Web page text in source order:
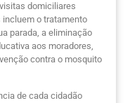
domiciliares
incluem o tratamento
parada, a eliminação
aos moradores,
contra o mosquito
de cada cidadão